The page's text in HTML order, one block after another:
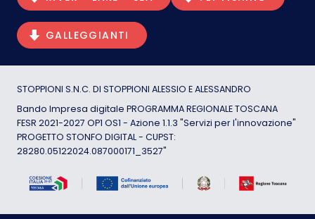
GALLEGGIANTI
STOPPIONI S.N.C. DI STOPPIONI ALESSIO E ALESSANDRO
Bando Impresa digitale PROGRAMMA REGIONALE TOSCANA
FESR 2021-2027 OP1 OS1 - Azione 1.1.3 "Servizi per l'innovazione"
PROGETTO STONFO DIGITAL - CUPST:
28280.05122024.087000171_3527"